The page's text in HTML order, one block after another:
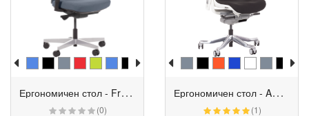
Е
ргономичен стол - Fredo сив
(0)
Е
ргономичен стол - Ambra черен
(1)